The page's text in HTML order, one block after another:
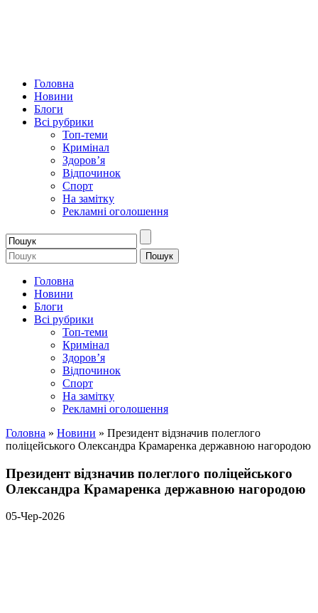
Головна
Новини
Блоги
Всі рубрики
Топ-теми
Кримінал
Здоров’я
Відпочинок
Спорт
На замітку
Рекламні оголошення
Головна
Новини
Блоги
Всі рубрики
Топ-теми
Кримінал
Здоров’я
Відпочинок
Спорт
На замітку
Рекламні оголошення
Головна » Новини » Президент відзначив полеглого
поліцейського Олександра Крамаренка державною нагородою
Президент відзначив полеглого поліцейського
Олександра Крамаренка державною нагородою
05-Чер-2026